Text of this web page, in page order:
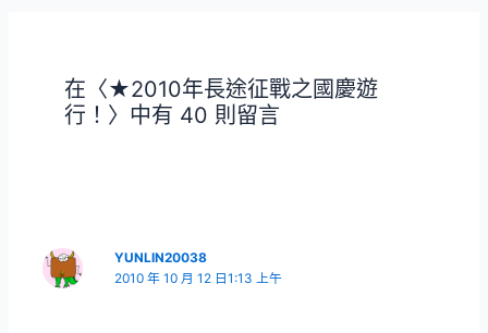
在〈★2010年長途征戰之國慶遊
行！〉中有 40 則留言
YUNLIN20038
2010 年 10 月 12 日1:13 上午